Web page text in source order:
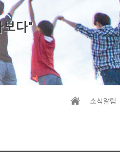
시각장애 이해교육
발간도서
촉각도서
보조기기(하드웨어)
보조기기(소프트웨어)
생활용구
보다"
소식알림